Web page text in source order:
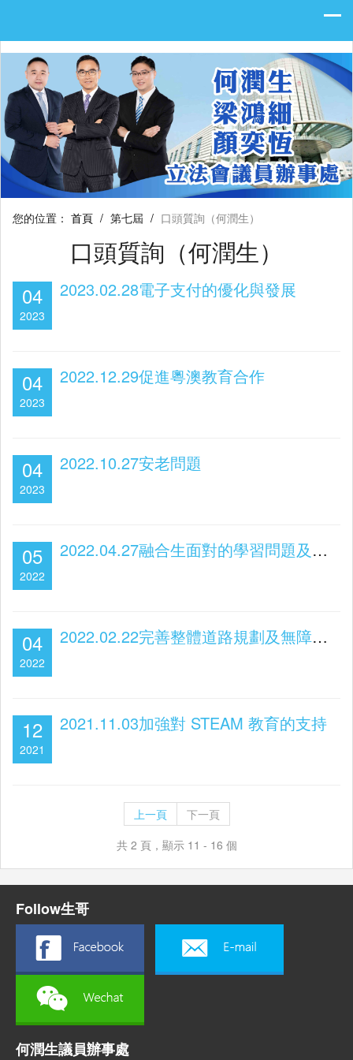
您的位置： 首頁 / 第七屆 / 口頭質詢（何潤生）
口頭質詢（何潤生）
04
2023
2023.02.28電子支付的優化與發展
04
2023
2022.12.29促進粵澳教育合作
04
2023
2022.10.27安老問題
05
2022
2022.04.27融合生面對的學習問題及融合生家長的支援
04
2022
2022.02.22完善整體道路規劃及無障礙公共交通發展
12
2021
2021.11.03加強對 STEAM 教育的支持
上一頁
下一頁
共 2 頁，顯示 11 - 16 個
Follow生哥
何潤生議員辦事處